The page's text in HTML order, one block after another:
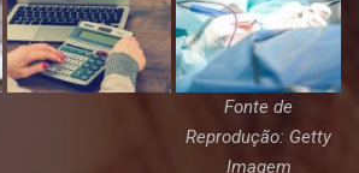
Fonte de
Reprodução: Getty
Imagem